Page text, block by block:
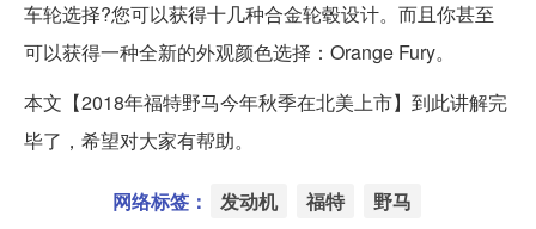
车轮选择?您可以获得十几种合金轮毂设计。而且你甚至
可以获得一种全新的外观颜色选择：Orange Fury。
本文【2018年福特野马今年秋季在北美上市】到此讲解完
毕了，希望对大家有帮助。
网络标签： 发动机 福特 野马